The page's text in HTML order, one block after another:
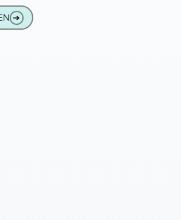
elektronischen Helfer im Ohr
➔